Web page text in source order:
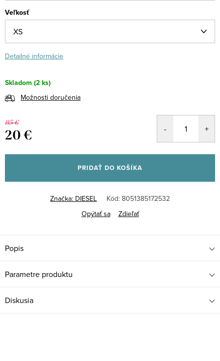
Veľkosť
Detailné informácie
Skladom (2 ks)
Možnosti doručenia
85 €
20 €
cena:
PRIDAŤ DO KOŠÍKA
Značka: DIESEL Kód: 8051385172532
Opýtať sa
Zdieľať
Popis
Parametre produktu
Diskusia